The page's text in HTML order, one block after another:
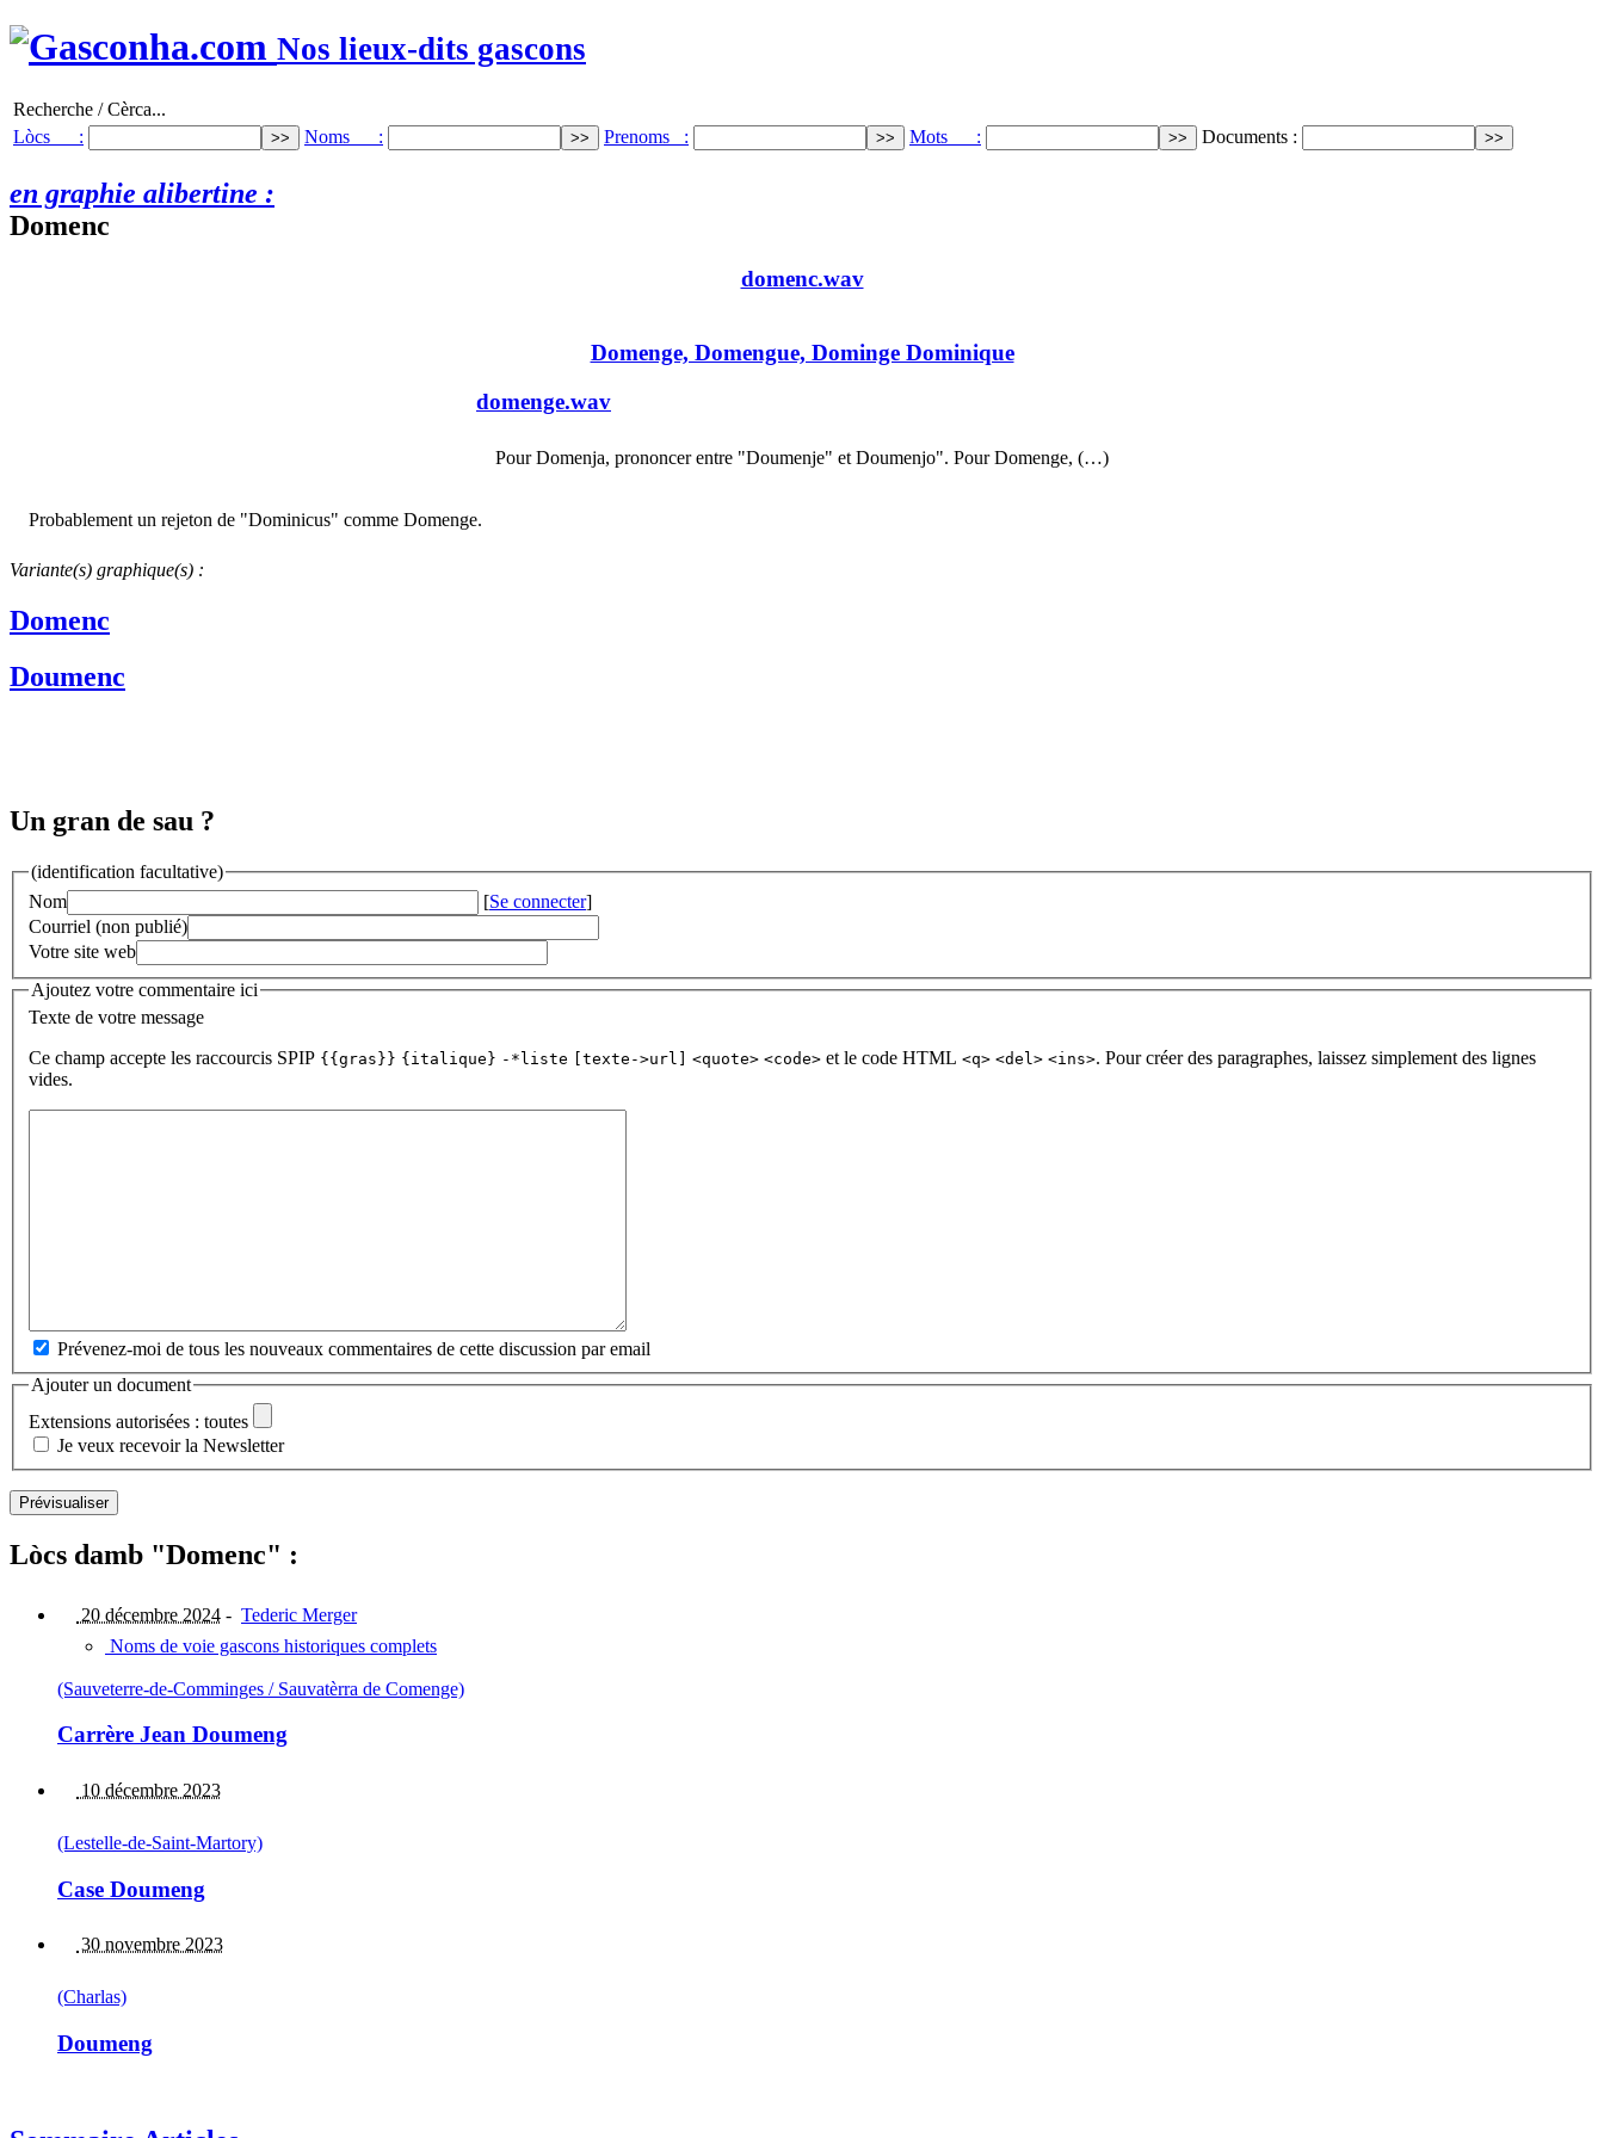
Nos lieux-dits gascons
Recherche / Cèrca...
Lòcs :
Noms : Prenoms : Mots : Documents :
en graphie alibertine :
Domenc
domenc.wav
Domenge, Domengue, Dominge Dominique
domenge.wav
Pour Domenja, prononcer entre "Doumenje" et Doumenjo". Pour Domenge, (…)
Probablement un rejeton de "Dominicus" comme Domenge.
Variante(s) graphique(s) :
Domenc
Doumenc
Un gran de sau ?
(identification facultative)
Nom
[Se connecter]
Courriel (non publié)
Votre site web
Ajoutez votre commentaire ici
Texte de votre message
Ce champ accepte les raccourcis SPIP {{gras}} {italique} -*liste [texte->url] <quote> <code> et le code HTML <q> <del> <ins>. Pour créer des paragraphes, laissez simplement des lignes
vides.
Prévenez-moi de tous les nouveaux commentaires de cette discussion par email
Ajouter un document
Extensions autorisées : toutes
Je veux recevoir la Newsletter
Lòcs damb "Domenc" :
20 décembre 2024 - Tederic Merger
Noms de voie gascons historiques complets
(Sauveterre-de-Comminges / Sauvatèrra de Comenge)
Carrère Jean Doumeng
10 décembre 2023
(Lestelle-de-Saint-Martory)
Case Doumeng
30 novembre 2023
(Charlas)
Doumeng